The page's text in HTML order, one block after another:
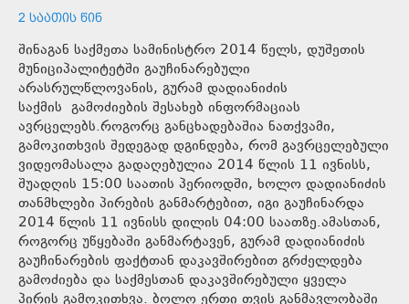
2 ᲡᲐᲐᲗᲘᲡ ᲬᲘᲜ
შინაგან საქმეთა სამინისტრო 2014 წელს, დუშეთის
მუნიციპალიტეტში გაუჩინარებული
არასრულწლოვანის, გურამ დადიანიძის
საქმის გამოძიების შესახებ ინფორმაციას
ავრცელებს.როგორც განცხადებაშია ნათქვამი,
გამოკითხვის შედეგად დგინდება, რომ გავრცელებული
ვიდეომასალა გადაღებულია 2014 წლის 11 ივნისს,
შუადღის 15:00 საათის პერიოდში, ხოლო დადიანიძის
თანმხლები პირების განმარტებით, იგი გაუჩინარდა
2014 წლის 11 ივნისს დილის 04:00 საათზე.ამასთან,
როგორც უწყებაში განმარტავენ, გურამ დადიანიძის
გაუჩინარების ფაქტთან დაკავშირებით გრძელდება
გამოძიება და საქმესთან დაკავშირებული ყველა
პირის გამოკითხვა. ბოლო ერთი თვის განმავლობაში